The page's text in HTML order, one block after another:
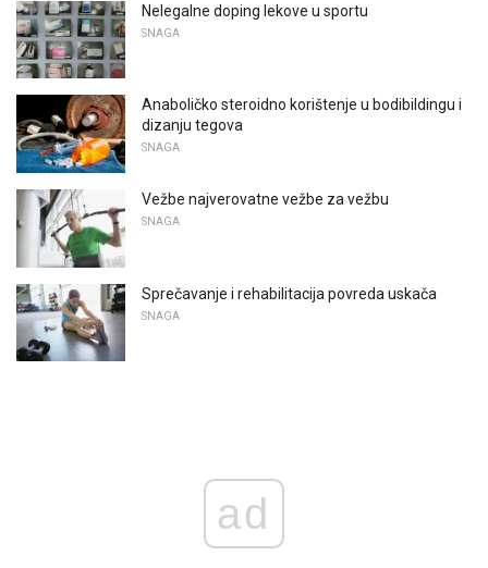
Nelegalne doping lekove u sportu
SNAGA
Anaboličko steroidno korištenje u bodibildingu i
dizanju tegova
SNAGA
Vežbe najverovatne vežbe za vežbu
SNAGA
Sprečavanje i rehabilitacija povreda uskača
SNAGA
ad